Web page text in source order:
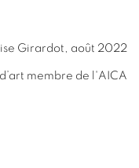
Girardot, août 2022
membre de l'AICA